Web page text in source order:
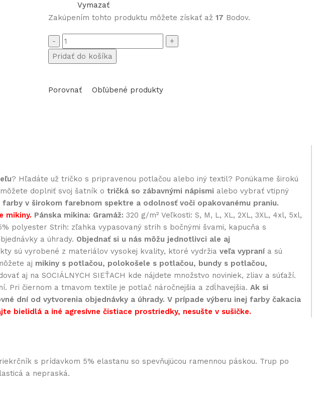
Vymazať
Zakúpením tohto produktu môžete získať až 17 Bodov.
množstvo
Polokošeľa
potlačou
Pridať do košíka
Porovnať Obľúbené produkty
? Hľadáte už tričko s pripravenou potlačou alebo iný textil? Ponúkame širokú
doplniť svoj šatník o tričká so zábavnými nápismi alebo vybrať vtipný
farby v širokom farebnom spektre a odolnosť voči opakovanému praniu.
mikiny. Pánska mikina: Gramáž: 320 g/m² Veľkosti: S, M, L, XL, 2XL, 3XL, 4xl, 5xl,
polyester Strih: zľahka vypasovaný strih s bočnými švami, kapucňa s
a úhrady. Objednať si u nás môžu jednotlivci ale aj
sú vyrobené z materiálov vysokej kvality, ktoré vydržia veľa vypraní a sú
aj mikiny s potlačou, polokošele s potlačou, bundy s potlačou,
aj na SOCIÁLNYCH SIEŤACH kde nájdete množstvo noviniek, zliav a súťaží.
Pri čiernom a tmavom textile je potlač náročnejšia a zdĺhavejšia. Ak si
dní od vytvorenia objednávky a úhrady. V prípade výberu inej farby čakacia
bielidlá a iné agresívne čistiace prostriedky, nesušte v sušičke.
s prídavkom 5% elastanu so spevňujúcou ramennou páskou. Trup po
a nepraská.